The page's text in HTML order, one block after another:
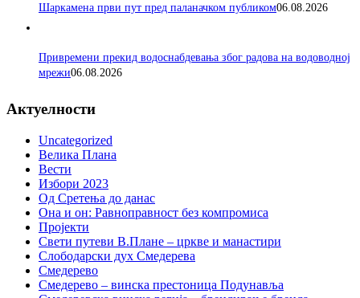
Шаркамена први пут пред паланачком публиком06.08.2026
Привремени прекид водоснабдевања због радова на водоводној
мрежи06.08.2026
Актуелности
Uncategorized
Велика Плана
Вести
Избори 2023
Од Сретења до данас
Она и он: Равноправност без компромиса
Пројекти
Свети путеви В.Плане – цркве и манастири
Слободарски дух Смедерева
Смедерево
Смедерево – винска престоница Подунавља